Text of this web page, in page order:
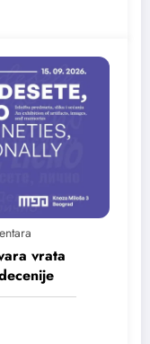
vrata